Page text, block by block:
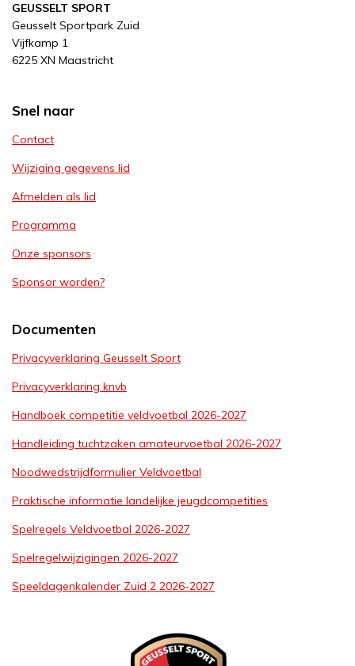
e
b
o
GEUSSELT SPORT
Geusselt Sportpark Zuid
Vijfkamp 1
6225 XN Maastricht
Snel naar
Contact
Wijziging gegevens lid
Afmelden als lid
Programma
Onze sponsors
Sponsor worden?
Documenten
Privacyverklaring Geusselt Sport
Privacyverklaring knvb
Handboek competitie veldvoetbal 2026-2027
Handleiding tuchtzaken amateurvoetbal 2026-2027
Noodwedstrijdformulier Veldvoetbal
Praktische informatie landelijke jeugdcompetities
Spelregels Veldvoetbal 2026-2027
Spelregelwijzigingen 2026-2027
Speeldagenkalender Zuid 2 2026-2027